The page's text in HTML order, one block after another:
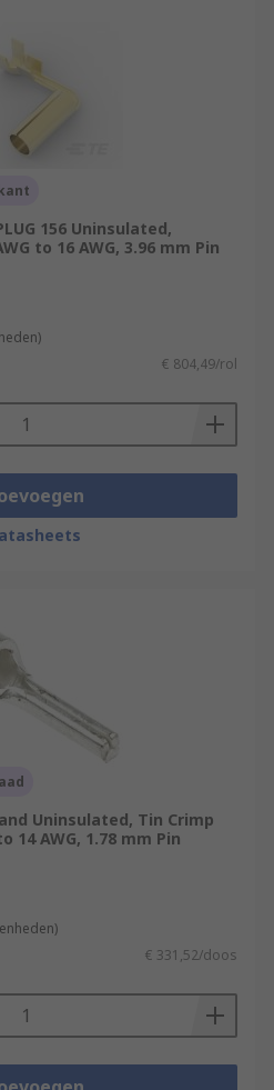
156 Uninsulated,
to 16 AWG, 3.96 mm Pin
€ 804,49/rol
Uninsulated, Tin Crimp
14 AWG, 1.78 mm Pin
€ 331,52/doos